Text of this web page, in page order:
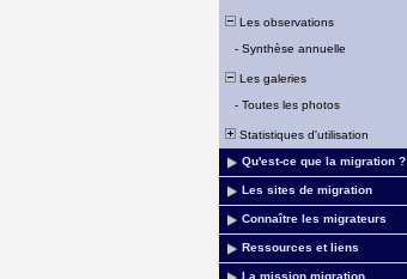
Les observations
- Synthèse annuelle
Les galeries
- Toutes les photos
Statistiques d'utilisation
Qu'est-ce que la migration ?
Les sites de migration
Connaître les migrateurs
Ressources et liens
La mission migration